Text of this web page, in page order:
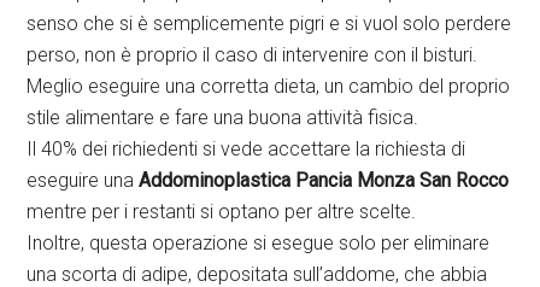
senso che si è semplicemente pigri e si vuol solo perdere
perso, non è proprio il caso di intervenire con il bisturi.
Meglio eseguire una corretta dieta, un cambio del proprio
stile alimentare e fare una buona attività fisica.
Il 40% dei richiedenti si vede accettare la richiesta di
eseguire unaAddominoplastica Pancia Monza San Rocco
mentre per i restanti si optano per altre scelte.
Inoltre, questa operazione si esegue solo per eliminare
una scorta di adipe, depositata sull’addome, che abbia